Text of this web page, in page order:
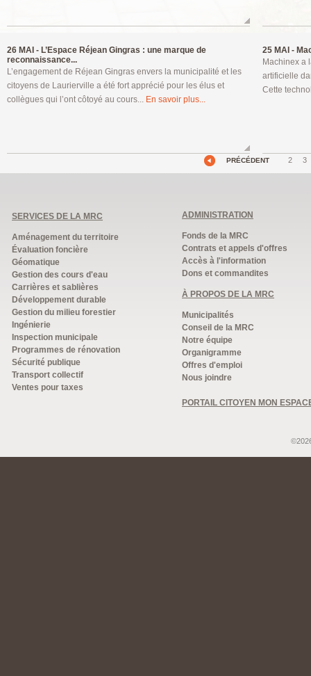
26 MAI - L’Espace Réjean Gingras : une marque de
reconnaissance...
L’engagement de Réjean Gingras envers la municipalité et les
citoyens de Laurierville a été fort apprécié pour les élus et
collègues qui l’ont côtoyé au cours... En savoir plus...
25 MAI -
Machinex a
artificielle
Cette
PRÉCÉDENT 2 3
SERVICES DE LA MRC
Aménagement du territoire
Évaluation foncière
Géomatique
Gestion des cours d'eau
Carrières et sablières
Développement durable
Gestion du milieu forestier
Ingénierie
Inspection municipale
Programmes de rénovation
Sécurité publique
Transport collectif
Ventes pour taxes
ADMINISTRATION
Fonds de la MRC
Contrats et appels d'offres
Accès à l'information
Dons et commandites
À PROPOS DE LA MRC
Municipalités
Conseil de la MRC
Notre équipe
Organigramme
Offres d'emploi
Nous joindre
PORTAIL CITOYEN MON